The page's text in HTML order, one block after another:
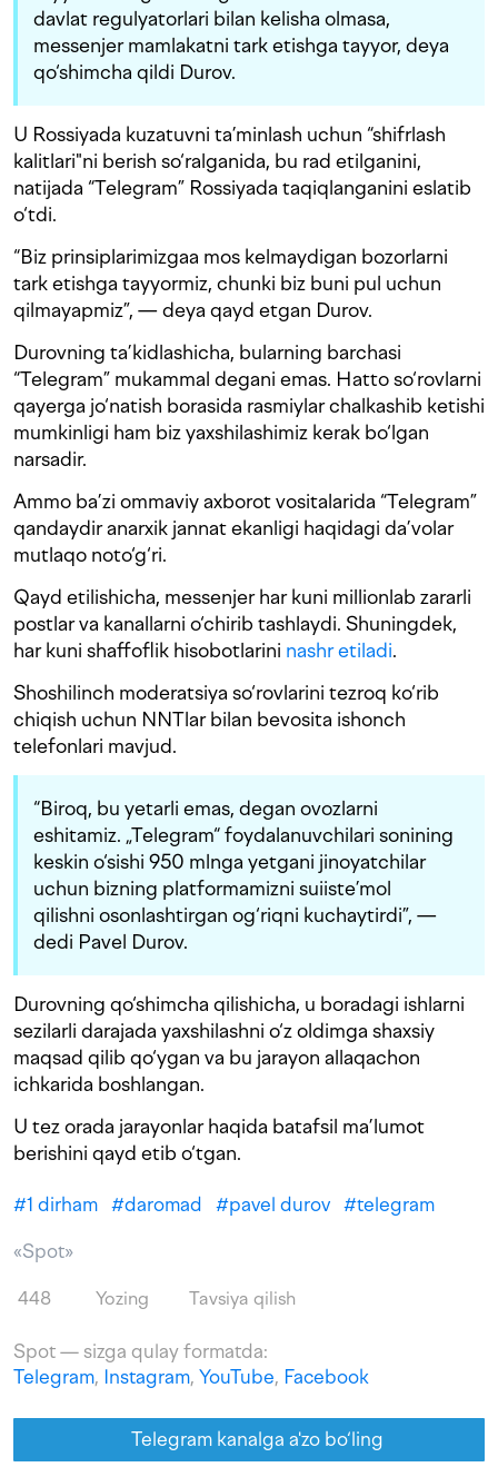
davlat regulyatorlari bilan kelisha olmasa,
messenjer mamlakatni tark etishga tayyor, deya
qo‘shimcha qildi Durov.
U Rossiyada kuzatuvni ta’minlash uchun “shifrlash
kalitlari"ni berish so‘ralganida, bu rad etilganini,
natijada “Telegram” Rossiyada taqiqlanganini eslatib
o‘tdi.
“Biz prinsiplarimizgaa mos kelmaydigan bozorlarni
tark etishga tayyormiz, chunki biz buni pul uchun
qilmayapmiz”, — deya qayd etgan Durov.
Durovning ta’kidlashicha, bularning barchasi
“Telegram” mukammal degani emas. Hatto so‘rovlarni
qayerga jo‘natish borasida rasmiylar chalkashib ketishi
mumkinligi ham biz yaxshilashimiz kerak bo‘lgan
narsadir.
Ammo ba’zi ommaviy axborot vositalarida “Telegram”
qandaydir anarxik jannat ekanligi haqidagi da’volar
mutlaqo noto‘g‘ri.
Qayd etilishicha, messenjer har kuni millionlab zararli
postlar va kanallarni o‘chirib tashlaydi. Shuningdek,
har kuni shaffoflik hisobotlarini nashretiladi.
Shoshilinch moderatsiya so‘rovlarini tezroq ko‘rib
chiqish uchun NNTlar bilan bevosita ishonch
telefonlari mavjud.
“Biroq, bu yetarli emas, degan ovozlarni
eshitamiz. „Telegram“ foydalanuvchilari sonining
keskin o‘sishi 950 mlnga yetgani jinoyatchilar
uchun bizning platformamizni suiiste’mol
qilishni osonlashtirgan og‘riqni kuchaytirdi”, —
dedi Pavel Durov.
Durovning qo‘shimcha qilishicha, u boradagi ishlarni
sezilarli darajada yaxshilashni o‘z oldimga shaxsiy
maqsad qilib qo‘ygan va bu jarayon allaqachon
ichkarida boshlangan.
U tez orada jarayonlar haqida batafsil ma’lumot
berishini qayd etib o‘tgan.
#1 dirham #daromad #pavel durov #telegram
«Spot»
448 Yozing Tavsiya qilish
Spot — sizga qulay formatda:
Telegram, Instagram, YouTube, Facebook
Telegram kanalga a'zo bo‘ling